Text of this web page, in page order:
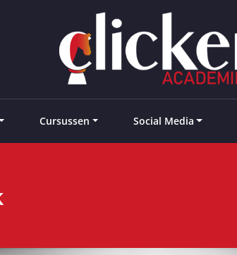
Cursussen Social Media